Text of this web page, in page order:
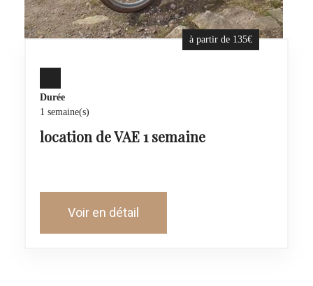
à partir de 135€
Durée
1 semaine(s)
location de VAE 1 semaine
Voir en détail